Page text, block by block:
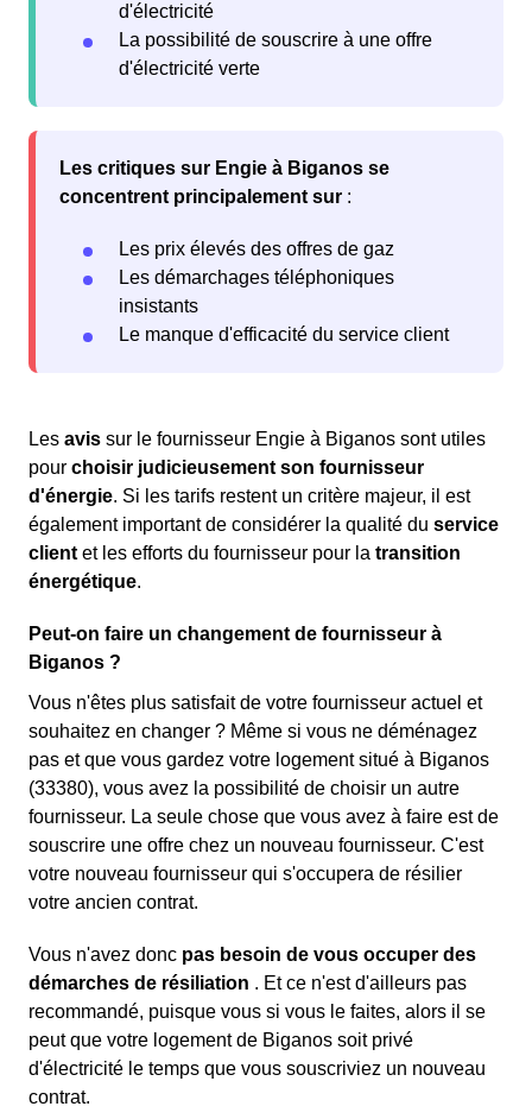
d'électricité
La possibilité de souscrire à une offre
d'électricité verte
Les critiques sur Engie à Biganos se
concentrent principalement sur :
Les prix élevés des offres de gaz
Les démarchages téléphoniques
insistants
Le manque d'efficacité du service client
Les avis sur le fournisseur Engie à Biganos sont utiles
pour choisir judicieusement son fournisseur
d'énergie. Si les tarifs restent un critère majeur, il est
également important de considérer la qualité du service
client et les efforts du fournisseur pour la transition
énergétique.
Peut-on faire un changement de fournisseur à
Biganos ?
Vous n'êtes plus satisfait de votre fournisseur actuel et
souhaitez en changer ? Même si vous ne déménagez
pas et que vous gardez votre logement situé à Biganos
(33380), vous avez la possibilité de choisir un autre
fournisseur. La seule chose que vous avez à faire est de
souscrire une offre chez un nouveau fournisseur. C'est
votre nouveau fournisseur qui s'occupera de résilier
votre ancien contrat.
Vous n'avez donc pas besoin de vous occuper des
démarches de résiliation . Et ce n'est d'ailleurs pas
recommandé, puisque vous si vous le faites, alors il se
peut que votre logement de Biganos soit privé
d'électricité le temps que vous souscriviez un nouveau
contrat.